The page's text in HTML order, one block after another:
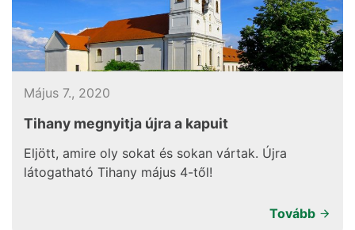
Május 7., 2020
Tihany megnyitja újra a kapuit
Eljött, amire oly sokat és sokan vártak. Újra
látogatható Tihany május 4-től!
Tovább